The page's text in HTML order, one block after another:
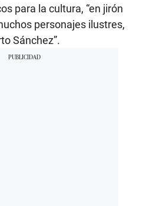
para la cultura, “en jirón
personajes ilustres,
Sánchez”.